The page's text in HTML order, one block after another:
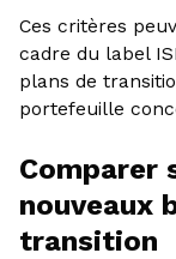
Ces critères
cadre du label
plans de
portefeuille
Comparer
nouveaux
transition